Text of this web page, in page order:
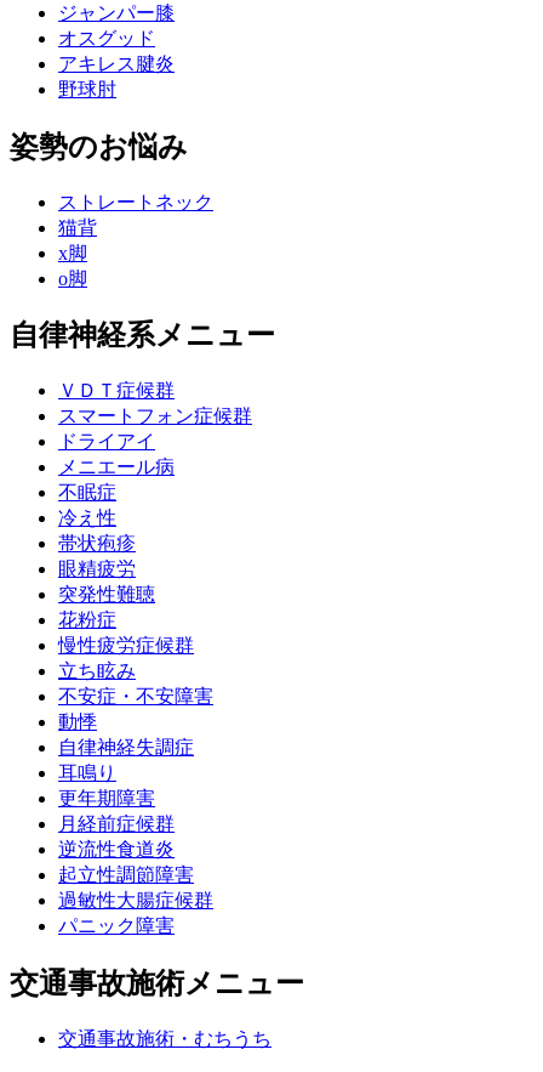
ジャンパー膝
オスグッド
アキレス腱炎
野球肘
姿勢のお悩み
ストレートネック
猫背
x脚
o脚
自律神経系メニュー
ＶＤＴ症候群
スマートフォン症候群
ドライアイ
メニエール病
不眠症
冷え性
帯状疱疹
眼精疲労
突発性難聴
花粉症
慢性疲労症候群
立ち眩み
不安症・不安障害
動悸
自律神経失調症
耳鳴り
更年期障害
月経前症候群
逆流性食道炎
起立性調節障害
過敏性大腸症候群
パニック障害
交通事故施術メニュー
交通事故施術・むちうち